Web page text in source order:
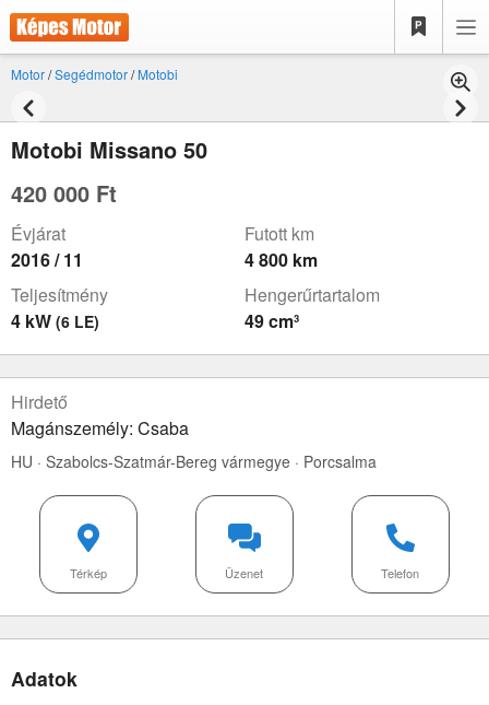
Motor/Segédmotor/Motobi
Motobi Missano 50
420 000 Ft
Évjárat
2016 / 11
Futott km
4 800 km
Teljesítmény
4 kW (6 LE)
Hengerűrtartalom
49 cm³
Hirdető
Magánszemély: Csaba
HU · Szabolcs-Szatmár-Bereg vármegye · Porcsalma
Telefon
Üzenet
Térkép
Adatok